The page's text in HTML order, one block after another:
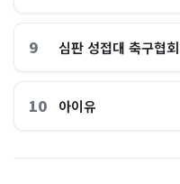
9 심판 성접대 축구협회
10 아이유